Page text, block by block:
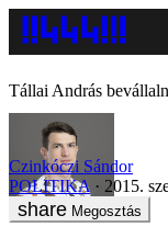
Tállai András
Czinkóczi Sándor
POLITIKA
2015.
Megosztás